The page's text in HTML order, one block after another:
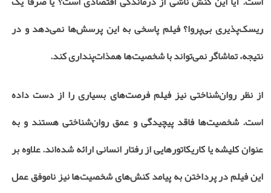
ریسک‌پذیری بی‌پروا؟ فیلم پاسخی به این پرسش‌ها نمی‌دهد و در
نتیجه، تماشاگر نمی‌تواند با شخصیت‌ها همذات‌پنداری کند.
از نظر روان‌شناختی نیز فیلم فرصت‌های بسیاری را از دست داده
است. شخصیت‌ها فاقد پیچیدگی و عمق روان‌شناختی هستند و به
عنوان کلیشه یا کاریکاتورهایی از رفتار انسانی ارائه شده‌اند. علاوه بر
این فیلم در پرداختن به پیامد کنش‌های شخصیت‌ها نیز ناموفق عمل